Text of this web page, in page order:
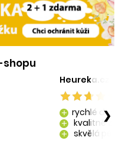
shopu
Heureka.cz [29.
add rychlé dodání
add kvalitně
add skvělá péče o
❯